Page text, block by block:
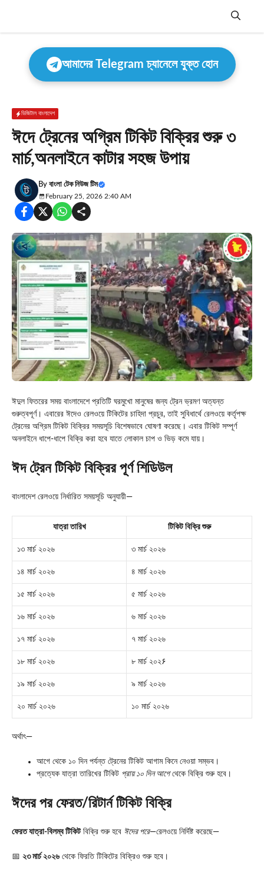
Menu
আমাদের Telegram চ্যানেলে যুক্ত হোন
ডিজিটাল বাংলাদেশ
ঈদে ট্রেনের অগ্রিম টিকিট বিক্রির শুরু ৩
মার্চ,অনলাইনে কাটার সহজ উপায়
By বাংলা টেক নিউজ টিম
February 25, 2026 2:40 AM
ঈদুল ফিতরের সময় বাংলাদেশে প্রতিটি ঘরমুখো মানুষের জন্য ট্রেন ভ্রমণ অত্যন্ত
গুরুত্বপূর্ণ। এবারের ঈদেও রেলওয়ে টিকিটের চাহিদা প্রচুর, তাই সুবিধার্থে রেলওয়ে কর্তৃপক্ষ
ট্রেনের অগ্রিম টিকিট বিক্রির সময়সূচি বিশেষভাবে ঘোষণা করেছে। এবার টিকিট সম্পূর্ণ
অনলাইনে ধাপে-ধাপে বিক্রি করা হবে যাতে লোকাল চাপ ও ভিড় কমে যায়।
ঈদ ট্রেন টিকিট বিক্রির পূর্ণ শিডিউল
বাংলাদেশ রেলওয়ে নির্ধারিত সময়সূচি অনুযায়ী—
যাত্রা তারিখ টিকিট বিক্রি শুরু
১৩ মার্চ ২০২৬ ৩ মার্চ ২০২৬
১৪ মার্চ ২০২৬ ৪ মার্চ ২০২৬
১৫ মার্চ ২০২৬ ৫ মার্চ ২০২৬
১৬ মার্চ ২০২৬ ৬ মার্চ ২০২৬
১৭ মার্চ ২০২৬ ৭ মার্চ ২০২৬
১৮ মার্চ ২০২৬ ৮ মার্চ ২০২۶
১৯ মার্চ ২০২৬ ৯ মার্চ ২০২৬
২০ মার্চ ২০২৬ ১০ মার্চ ২০২৬
অর্থাৎ—
আগে থেকে ১০ দিন পর্যন্ত ট্রেনের টিকিট আগাম কিনে নেওয়া সম্ভব।
প্রত্যেক যাত্রা তারিখের টিকিট প্রায় ১০ দিন আগেথেকে বিক্রি শুরু হবে।
ঈদের পর ফেরত/রিটার্ন টিকিট বিক্রি
ফেরত যাত্রা-বিলম্ব টিকিটবিক্রি শুরু হবে ঈদের পরে—রেলওয়ে নির্দিষ্ট করেছে—
📅 ২৩ মার্চ ২০২৬ থেকে ফিরতি টিকিটের বিক্রিও শুরু হবে।